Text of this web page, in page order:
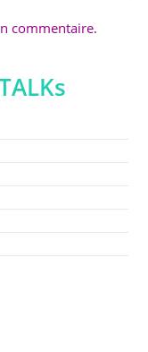
commentaire.